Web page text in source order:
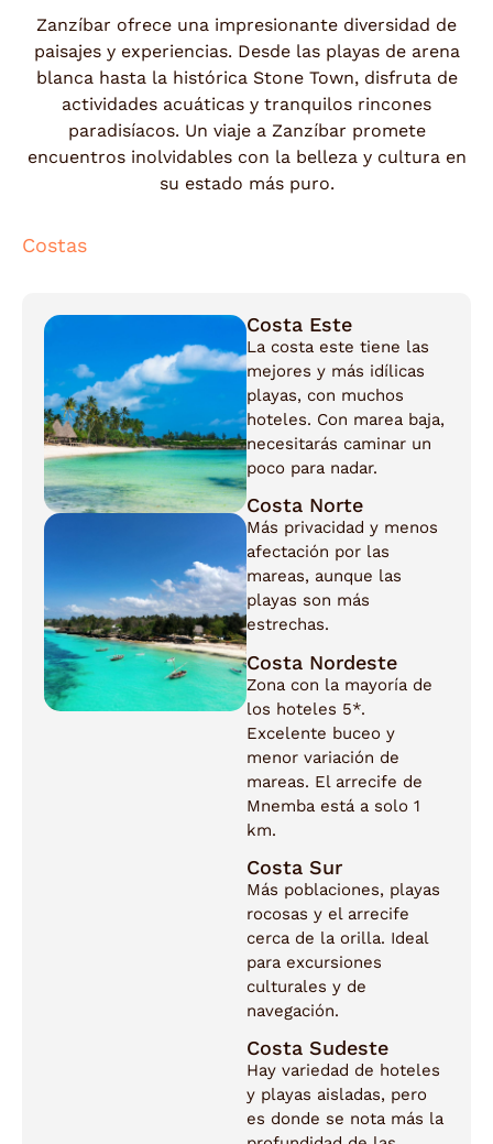
Zanzíbar ofrece una impresionante diversidad de
paisajes y experiencias. Desde las playas de arena
blanca hasta la histórica Stone Town, disfruta de
actividades acuáticas y tranquilos rincones
paradisíacos. Un viaje a Zanzíbar promete
encuentros inolvidables con la belleza y cultura en
su estado más puro.
Costas
Costa Este
La costa este tiene las
mejores y más idílicas
playas, con muchos
hoteles. Con marea baja,
necesitarás caminar un
poco para nadar.
Costa Norte
Más privacidad y menos
afectación por las
mareas, aunque las
playas son más
estrechas.
Costa Nordeste
Zona con la mayoría de
los hoteles 5*.
Excelente buceo y
menor variación de
mareas. El arrecife de
Mnemba está a solo 1
km.
Costa Sur
Más poblaciones, playas
rocosas y el arrecife
cerca de la orilla. Ideal
para excursiones
culturales y de
navegación.
Costa Sudeste
Hay variedad de hoteles
y playas aisladas, pero
es donde se nota más la